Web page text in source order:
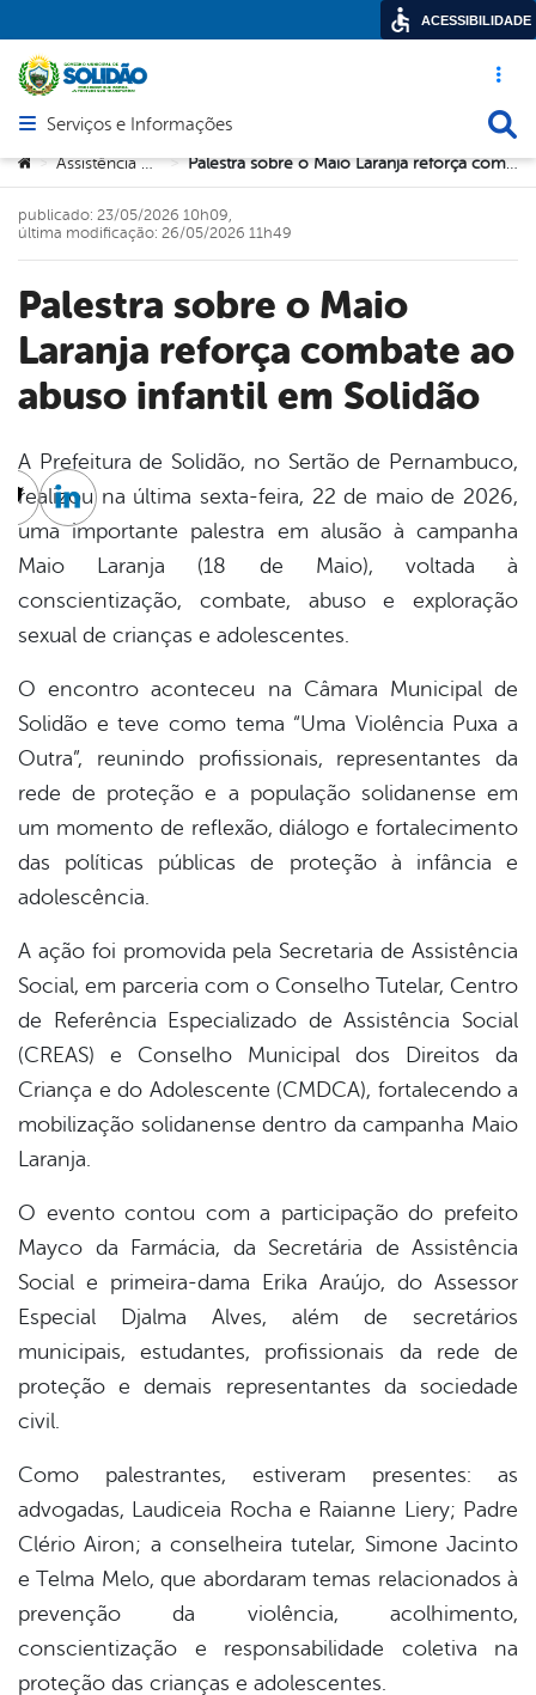
Acesso
Abrir menu principal de navegação
Serviços e Informações
Você está aqui:
> Assistência Social > Palestra sobre o Maio Laranja reforça combate ao abuso infantil em Solidão
Palestra sobre o Maio
Laranja reforça combate ao
abuso infantil em Solidão
publicado: 23/05/2026 10h09,
última modificação: 26/05/2026 11h49
A Prefeitura de Solidão, no Sertão de Pernambuco,
realizou na última sexta-feira, 22 de maio de 2026,
uma importante palestra em alusão à campanha
Maio Laranja (18 de Maio), voltada à
conscientização, combate, abuso e exploração
sexual de crianças e adolescentes.
O encontro aconteceu na Câmara Municipal de
Solidão e teve como tema “Uma Violência Puxa a
Outra”, reunindo profissionais, representantes da
rede de proteção e a população solidanense em
um momento de reflexão, diálogo e fortalecimento
das políticas públicas de proteção à infância e
adolescência.
A ação foi promovida pela Secretaria de Assistência
Social, em parceria com o Conselho Tutelar, Centro
de Referência Especializado de Assistência Social
(CREAS) e Conselho Municipal dos Direitos da
Criança e do Adolescente (CMDCA), fortalecendo a
mobilização solidanense dentro da campanha Maio
Laranja.
O evento contou com a participação do prefeito
Mayco da Farmácia, da Secretária de Assistência
Social e primeira-dama Erika Araújo, do Assessor
Especial Djalma Alves, além de secretários
municipais, estudantes, profissionais da rede de
proteção e demais representantes da sociedade
civil.
Como palestrantes, estiveram presentes: as
advogadas, Laudiceia Rocha e Raianne Liery; Padre
Clério Airon; a conselheira tutelar, Simone Jacinto
e Telma Melo, que abordaram temas relacionados à
prevenção da violência, acolhimento,
conscientização e responsabilidade coletiva na
proteção das crianças e adolescentes.
Twitter
Linkedin
ACESSIBILIDADE